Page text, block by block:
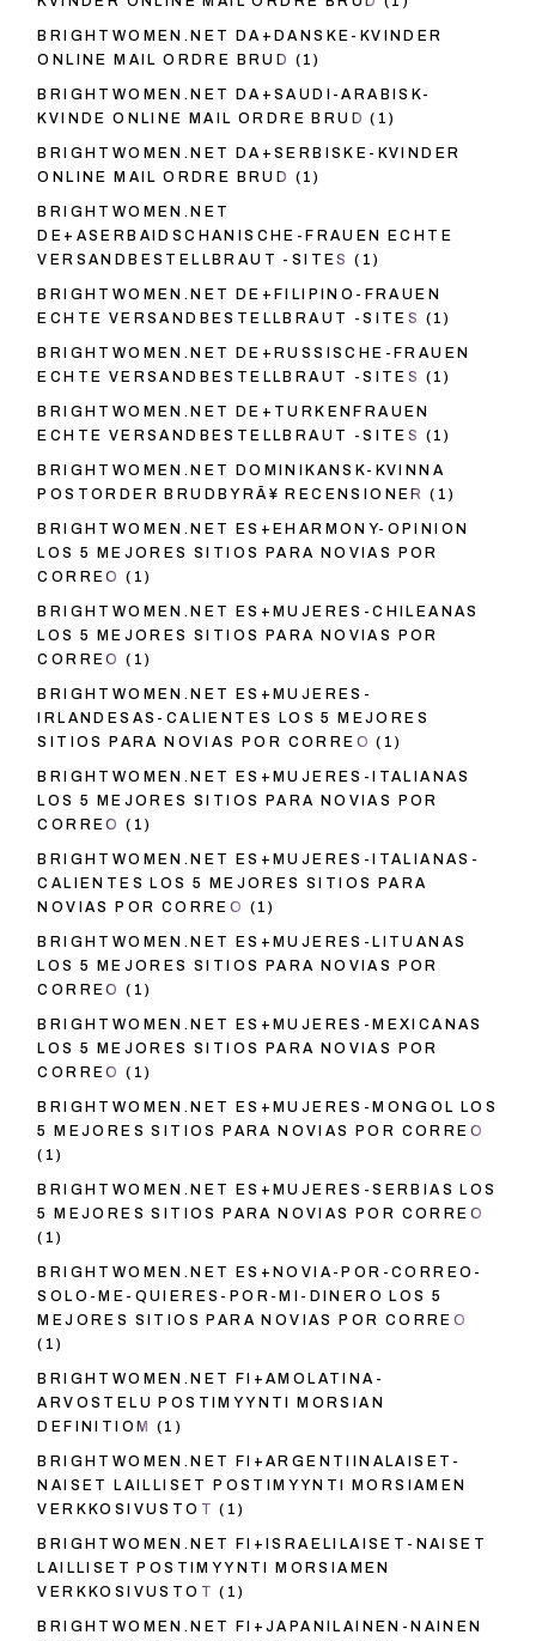
BRIGHTWOMEN.NET DA+DANSKE-KVINDER
ONLINE MAIL ORDRE BRUD (1)
BRIGHTWOMEN.NET DA+SAUDI-ARABISK-
KVINDE ONLINE MAIL ORDRE BRUD (1)
BRIGHTWOMEN.NET DA+SERBISKE-KVINDER
ONLINE MAIL ORDRE BRUD (1)
BRIGHTWOMEN.NET
DE+ASERBAIDSCHANISCHE-FRAUEN ECHTE
VERSANDBESTELLBRAUT -SITES (1)
BRIGHTWOMEN.NET DE+FILIPINO-FRAUEN
ECHTE VERSANDBESTELLBRAUT -SITES (1)
BRIGHTWOMEN.NET DE+RUSSISCHE-FRAUEN
ECHTE VERSANDBESTELLBRAUT -SITES (1)
BRIGHTWOMEN.NET DE+TURKENFRAUEN
ECHTE VERSANDBESTELLBRAUT -SITES (1)
BRIGHTWOMEN.NET DOMINIKANSK-KVINNA
POSTORDER BRUDBYRÃ¥ RECENSIONER (1)
BRIGHTWOMEN.NET ES+EHARMONY-OPINION
LOS 5 MEJORES SITIOS PARA NOVIAS POR
CORREO (1)
BRIGHTWOMEN.NET ES+MUJERES-CHILEANAS
LOS 5 MEJORES SITIOS PARA NOVIAS POR
CORREO (1)
BRIGHTWOMEN.NET ES+MUJERES-
IRLANDESAS-CALIENTES LOS 5 MEJORES
SITIOS PARA NOVIAS POR CORREO (1)
BRIGHTWOMEN.NET ES+MUJERES-ITALIANAS
LOS 5 MEJORES SITIOS PARA NOVIAS POR
CORREO (1)
BRIGHTWOMEN.NET ES+MUJERES-ITALIANAS-
CALIENTES LOS 5 MEJORES SITIOS PARA
NOVIAS POR CORREO (1)
BRIGHTWOMEN.NET ES+MUJERES-LITUANAS
LOS 5 MEJORES SITIOS PARA NOVIAS POR
CORREO (1)
BRIGHTWOMEN.NET ES+MUJERES-MEXICANAS
LOS 5 MEJORES SITIOS PARA NOVIAS POR
CORREO (1)
BRIGHTWOMEN.NET ES+MUJERES-MONGOL LOS
5 MEJORES SITIOS PARA NOVIAS POR CORREO
(1)
BRIGHTWOMEN.NET ES+MUJERES-SERBIAS LOS
5 MEJORES SITIOS PARA NOVIAS POR CORREO
(1)
BRIGHTWOMEN.NET ES+NOVIA-POR-CORREO-
SOLO-ME-QUIERES-POR-MI-DINERO LOS 5
MEJORES SITIOS PARA NOVIAS POR CORREO
(1)
BRIGHTWOMEN.NET FI+AMOLATINA-
ARVOSTELU POSTIMYYNTI MORSIAN
DEFINITIOM
(1)
BRIGHTWOMEN.NET FI+ARGENTIINALAISET-
NAISET LAILLISET POSTIMYYNTI MORSIAMEN
VERKKOSIVUSTOT (1)
BRIGHTWOMEN.NET FI+ISRAELILAISET-NAISET
LAILLISET POSTIMYYNTI MORSIAMEN
VERKKOSIVUSTOT (1)
BRIGHTWOMEN.NET FI+JAPANILAINEN-NAINEN